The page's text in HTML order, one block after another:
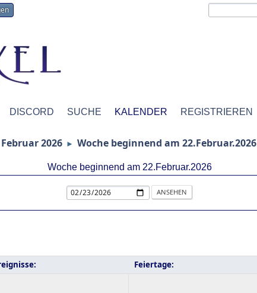
DISCORD SUCHE KALENDER REGISTRIEREN
Februar 2026 ► Woche beginnend am 22.Februar.2026
Woche beginnend am 22.Februar.2026
Feiertage: